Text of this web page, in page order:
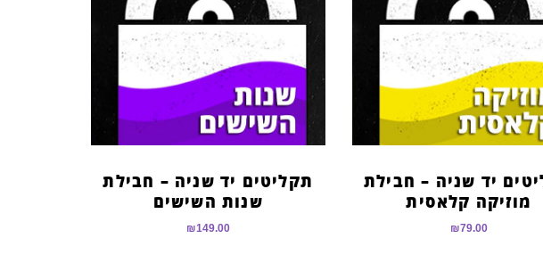
יד שניה – חבילת
מוזיקה קלאסית
₪79.00
תקליטים יד שניה – חבילת
שנות השישים
₪149.00